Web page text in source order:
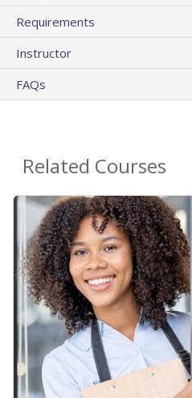
Requirements
Instructor
FAQs
Related Courses